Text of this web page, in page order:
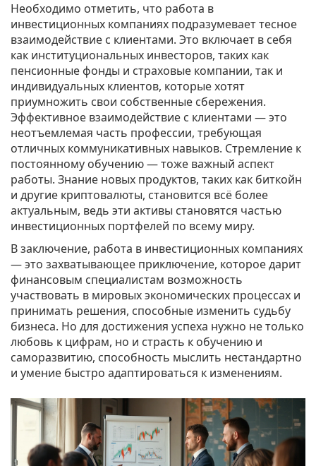
Необходимо отметить, что работа в
инвестиционных компаниях подразумевает тесное
взаимодействие с клиентами. Это включает в себя
как институциональных инвесторов, таких как
пенсионные фонды и страховые компании, так и
индивидуальных клиентов, которые хотят
приумножить свои собственные сбережения.
Эффективное взаимодействие с клиентами — это
неотъемлемая часть профессии, требующая
отличных коммуникативных навыков. Стремление к
постоянному обучению — тоже важный аспект
работы. Знание новых продуктов, таких как биткойн
и другие криптовалюты, становится всё более
актуальным, ведь эти активы становятся частью
инвестиционных портфелей по всему миру.
В заключение, работа в инвестиционных компаниях
— это захватывающее приключение, которое дарит
финансовым специалистам возможность
участвовать в мировых экономических процессах и
принимать решения, способные изменить судьбу
бизнеса. Но для достижения успеха нужно не только
любовь к цифрам, но и страсть к обучению и
саморазвитию, способность мыслить нестандартно
и умение быстро адаптироваться к изменениям.